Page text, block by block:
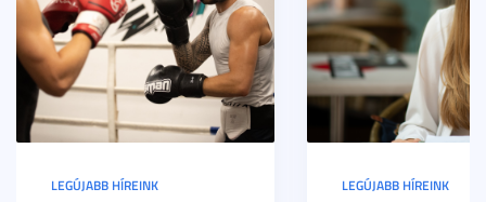
LEGÚJABB HÍREINK LEGÚJABB HÍREINK